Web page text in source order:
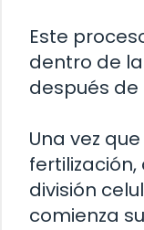
Este
dentro de
después de
Una vez
división
comienza